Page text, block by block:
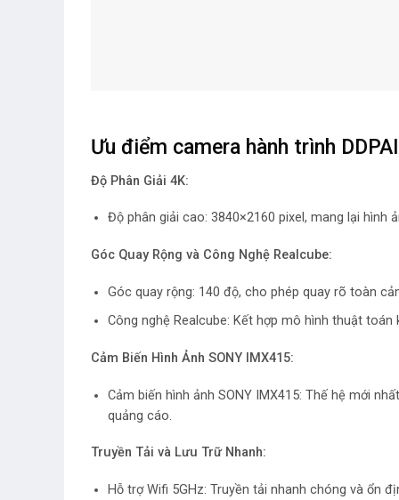
Ưu điểm camera hành trình
Độ Phân Giải 4K:
Độ phân giải cao: 3840×2160 pixel, mang lại hình
Góc Quay Rộng và Công Nghệ Realcube:
Góc quay rộng: 140 độ, cho phép quay rõ toàn
Công nghệ Realcube: Kết hợp mô hình thuật toán
Cảm Biến Hình Ảnh SONY IMX415:
Cảm biến hình ảnh SONY IMX415: Thế hệ mới
quảng cáo.
Truyền Tải và Lưu Trữ Nhanh:
Hỗ trợ Wifi 5GHz: Truyền tải nhanh chóng và ổn